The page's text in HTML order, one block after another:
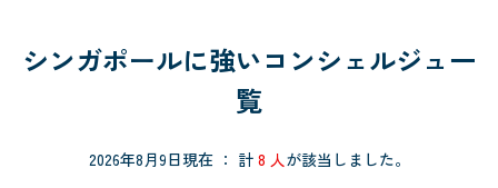
シンガポールに強いコンシェルジュ一
覧
2026年8月9日現在 ： 計 8 人 が該当しました。